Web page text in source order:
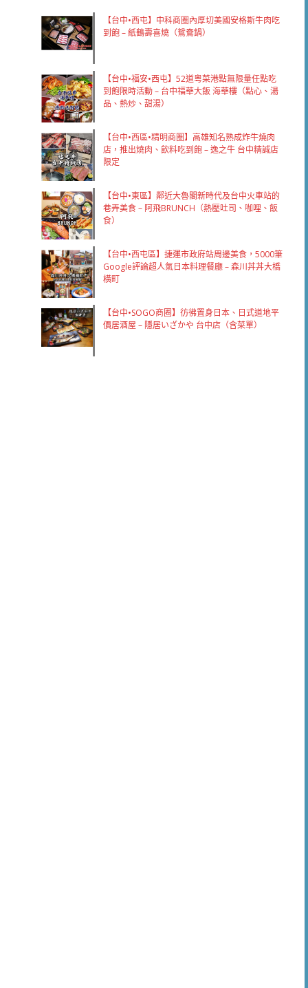
【台中•西屯】中科商圈內厚切美國安格斯牛肉吃
到飽 – 紙鶴壽喜燒（鴛鴦鍋）
【台中•福安•西屯】52道粵菜港點無限量任點吃
到飽限時活動 – 台中福華大飯 海華樓（點心、湯
品、熱炒、甜湯）
【台中•西區•精明商圈】高雄知名熟成炸牛燒肉
店，推出燒肉、飲料吃到飽 – 逸之牛 台中精誠店
限定
【台中•東區】鄰近大魯閣新時代及台中火車站的
巷弄美食 – 阿飛BRUNCH（熱壓吐司、咖哩、飯
食）
【台中•西屯區】捷運市政府站周邊美食，5000筆
Google評論超人氣日本料理餐廳 – 森川丼丼大橋
橫町
【台中•SOGO商圈】彷彿置身日本、日式道地平
價居酒屋 – 隱居いざかや 台中店（含菜單）